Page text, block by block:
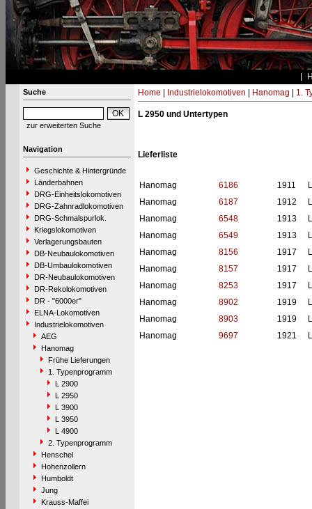
Suche
zur erweiterten Suche
Navigation
Geschichte & Hintergründe
Länderbahnen
DRG-Einheitslokomotiven
DRG-Zahnradlokomotiven
DRG-Schmalspurlok.
Kriegslokomotiven
Verlagerungsbauten
DB-Neubaulokomotiven
DB-Umbaulokomotiven
DR-Neubaulokomotiven
DR-Rekolokomotiven
DR - "6000er"
ELNA-Lokomotiven
Industrielokomotiven
AEG
Hanomag
Frühe Lieferungen
1. Typenprogramm
L 2900
L 2950
L 3900
L 3950
L 4900
2. Typenprogramm
Henschel
Hohenzollern
Humboldt
Jung
Krauss-Maffei
Home Industrielokomotiven Hanomag 1.
L 2950 und Untertypen
Lieferliste
Hanomag 6186 1911
Hanomag
6187 1912
Hanomag
6548 1913
Hanomag
6549 1913
Hanomag
8156 1917
Hanomag
8157 1917
Hanomag
8253 1917
Hanomag
8902 1919
Hanomag
8903 1919
Hanomag
9697 1921